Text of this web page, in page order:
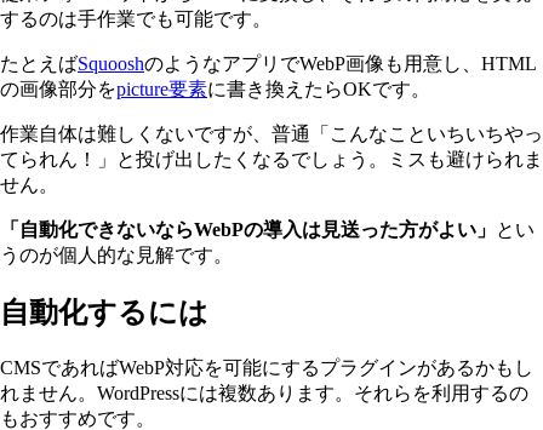
するのは手作業でも可能です。
たとえばSquooshのようなアプリでWebP画像も用意し、HTML
の画像部分をpicture要素に書き換えたらOKです。
作業自体は難しくないですが、普通「こんなこといちいちやっ
てられん！」と投げ出したくなるでしょう。ミスも避けられま
せん。
「自動化できないならWebPの導入は見送った方がよい」 とい
うのが個人的な見解です。
自動化するには
CMSであればWebP対応を可能にするプラグインがあるかもし
れません。WordPressには複数あります。それらを利用するの
もおすすめです。